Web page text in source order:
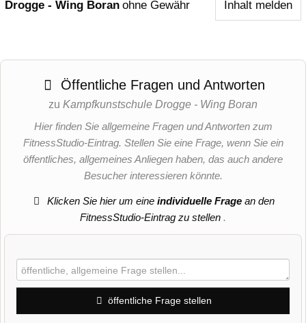
Drogge - Wing Boran ohne Gewähr Inhalt melden
Öffentliche Fragen und Antworten
zu Kampfkunstschule Drogge - Wing Boran
Hier finden Sie allgemeine Fragen und Antworten zum
FitnessStudio-Eintrag. Stellen Sie eine Frage, wenn Sie ein
öffentliches, allgemeines Anliegen haben, das auch andere
Besucher interessieren könnte.
Klicken Sie hier um eineindividuelle Frage an den
FitnessStudio-Eintrag zu stellen .
öffentliche Frage stellen